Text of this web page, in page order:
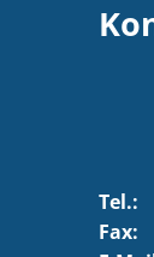
Tel.:
Fax: